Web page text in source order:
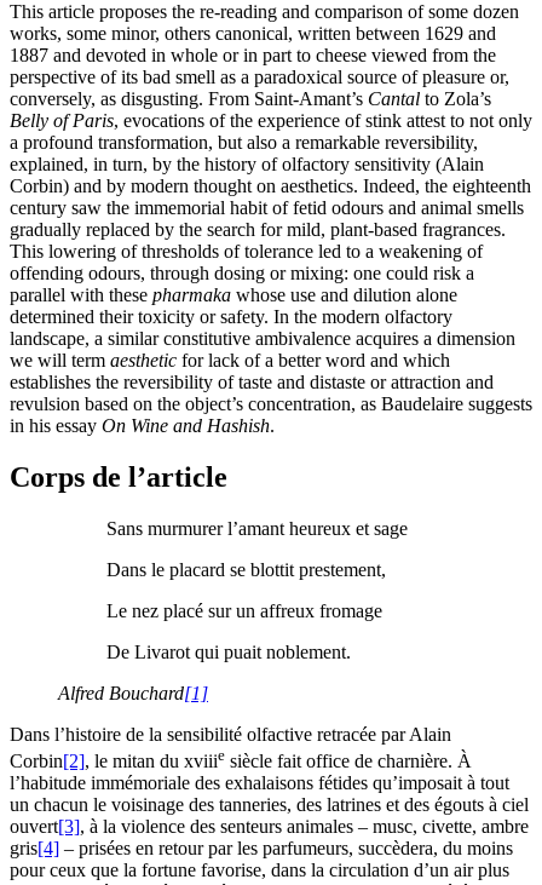
This article proposes the re-reading and comparison of some dozen
works, some minor, others canonical, written between 1629 and
1887 and devoted in whole or in part to cheese viewed from the
perspective of its bad smell as a paradoxical source of pleasure or,
conversely, as disgusting. From Saint-Amant’s Cantal to Zola’s
Belly of Paris, evocations of the experience of stink attest to not only
a profound transformation, but also a remarkable reversibility,
explained, in turn, by the history of olfactory sensitivity (Alain
Corbin) and by modern thought on aesthetics. Indeed, the eighteenth
century saw the immemorial habit of fetid odours and animal smells
gradually replaced by the search for mild, plant-based fragrances.
This lowering of thresholds of tolerance led to a weakening of
offending odours, through dosing or mixing: one could risk a
parallel with these pharmaka whose use and dilution alone
determined their toxicity or safety. In the modern olfactory
landscape, a similar constitutive ambivalence acquires a dimension
we will term aesthetic for lack of a better word and which
establishes the reversibility of taste and distaste or attraction and
revulsion based on the object’s concentration, as Baudelaire suggests
in his essay On Wine and Hashish.
Corps de l’article
Sans murmurer l’amant heureux et sage
Dans le placard se blottit prestement,
Le nez placé sur un affreux fromage
De Livarot qui puait noblement.
Alfred Bouchard[1]
Dans l’histoire de la sensibilité olfactive retracée par Alain
Corbin[2], le mitan du xviiie siècle fait office de charnière. À
l’habitude immémoriale des exhalaisons fétides qu’imposait à tout
un chacun le voisinage des tanneries, des latrines et des égouts à ciel
ouvert[3], à la violence des senteurs animales – musc, civette, ambre
gris[4] – prisées en retour par les parfumeurs, succèdera, du moins
pour ceux que la fortune favorise, dans la circulation d’un air plus